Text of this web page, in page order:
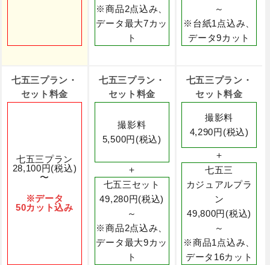
※商品2点込み、
データ最大7カッ
ト
～
※台紙1点込み、
データ9カット
七五三プラン・
セット料金
七五三プラン
28,100円(税込)
〜
※データ
50カット込み
七五三プラン・
セット料金
撮影料
5,500円(税込)
＋
七五三セット
49,280円(税込)
～
※商品2点込み、
データ最大9カッ
ト
七五三プラン・
セット料金
撮影料
4,290円(税込)
＋
七五三
カジュアルプラ
ン
49,800円(税込)
～
※商品1点込み、
データ16カット